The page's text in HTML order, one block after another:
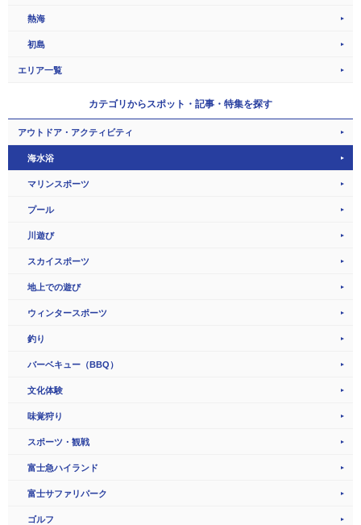
熱海
初島
エリア一覧
カテゴリからスポット・記事・特集を探す
アウトドア・アクティビティ
海水浴
マリンスポーツ
プール
川遊び
スカイスポーツ
地上での遊び
ウィンタースポーツ
釣り
バーベキュー（BBQ）
文化体験
味覚狩り
スポーツ・観戦
富士急ハイランド
富士サファリパーク
ゴルフ